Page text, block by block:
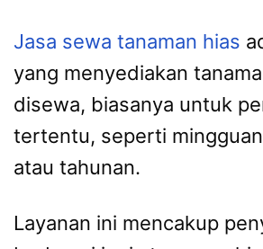
Jasa sewa tanaman hias
yang menyediakan
disewa, biasanya untuk
tertentu, seperti
atau tahunan.
Layanan ini mencakup